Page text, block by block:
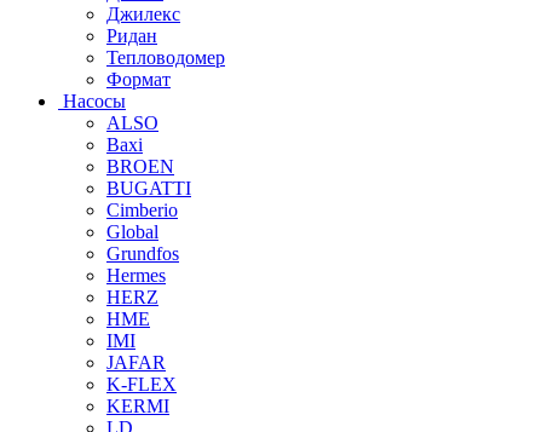
Джилекс
Ридан
Тепловодомер
Формат
Насосы
ALSO
Baxi
BROEN
BUGATTI
Cimberio
Global
Grundfos
Hermes
HERZ
HME
IMI
JAFAR
K-FLEX
KERMI
LD